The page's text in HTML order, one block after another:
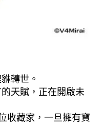
轉世。
天賦，正在開啟未
收藏家，一旦擁有寶